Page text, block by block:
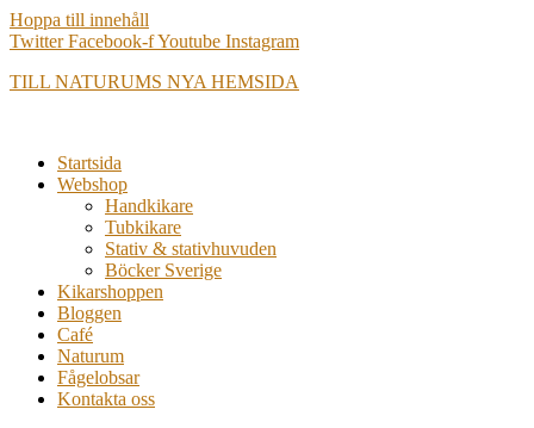
Hoppa till innehåll
Twitter Facebook-fYoutube Instagram
TILL NATURUMS NYA HEMSIDA
Startsida
Webshop
Handkikare
Tubkikare
Stativ & stativhuvuden
Böcker Sverige
Kikarshoppen
Bloggen
Café
Naturum
Fågelobsar
Kontakta oss